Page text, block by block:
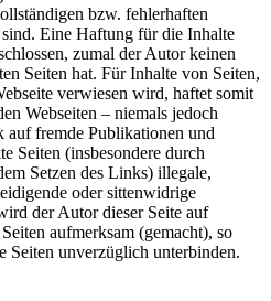
bzw. fehlerhaften
Eine Haftung für die Inhalte
zumal der Autor keinen
Seiten hat. Für Inhalte von Seiten,
verwiesen wird, haftet somit
Webseiten – niemals jedoch
auf fremde Publikationen und
Seiten (insbesondere durch
Setzen des Links) illegale,
oder sittenwidrige
der Autor dieser Seite auf
aufmerksam (gemacht), so
Seiten unverzüglich unterbinden.